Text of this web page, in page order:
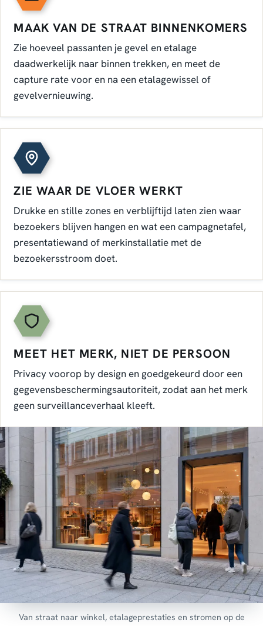
MAAK VAN DE STRAAT BINNENKOMERS
Zie hoeveel passanten je gevel en etalage
daadwerkelijk naar binnen trekken, en meet de
capture rate voor en na een etalagewissel of
gevelvernieuwing.
ZIE WAAR DE VLOER WERKT
Drukke en stille zones en verblijftijd laten zien waar
bezoekers blijven hangen en wat een campagnetafel,
presentatiewand of merkinstallatie met de
bezoekersstroom doet.
MEET HET MERK, NIET DE PERSOON
Privacy voorop by design en goedgekeurd door een
gegevensbeschermingsautoriteit, zodat aan het merk
geen surveillanceverhaal kleeft.
Van straat naar winkel, etalageprestaties en stromen op de